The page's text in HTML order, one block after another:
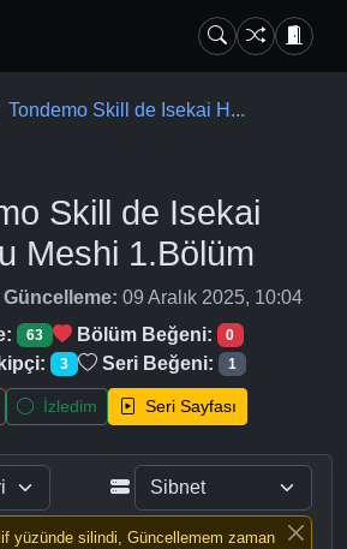
Tondemo Skill de Isekai H...
Skill de Isekai
Meshi 1.Bölüm
09 Aralık 2025, 10:04
63 Bölüm Beğeni: 0
3 Seri Beğeni: 1
İzledim Seri Sayfası
yüzünde silindi, Güncellemem zaman